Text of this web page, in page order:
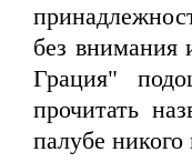
без
Грация"
прочитать
палубе